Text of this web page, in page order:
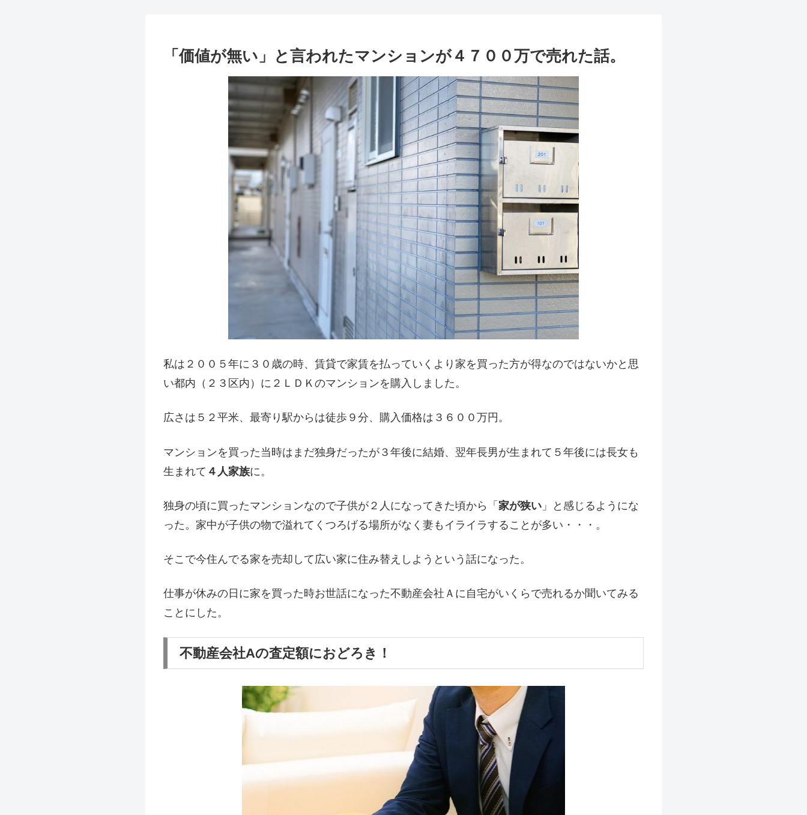
「価値が無い」と言われたマンションが４７００万で売れた話。
私は２００５年に３０歳の時、賃貸で家賃を払っていくより家を買った方が得なのではないかと思
い都内（２３区内）に２ＬＤＫのマンションを購入しました。
広さは５２平米、最寄り駅からは徒歩９分、購入価格は３６００万円。
マンションを買った当時はまだ独身だったが３年後に結婚、翌年長男が生まれて５年後には長女も
生まれて ４人家族に。
独身の頃に買ったマンションなので子供が２人になってきた頃から「 家が狭い 」と感じるようにな
った。家中が子供の物で溢れてくつろげる場所がなく妻もイライラすることが多い・・・。
そこで今住んでる家を売却して広い家に住み替えしようという話になった。
仕事が休みの日に家を買った時お世話になった不動産会社Ａに自宅がいくらで売れるか聞いてみる
ことにした。
不動産会社Aの査定額におどろき！